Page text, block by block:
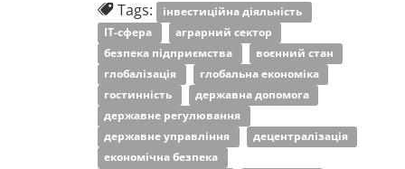
Tags: інвестиційна діяльність
ІТ-сфера
аграрний сектор
безпека підприємства
воєнний стан
глобалізація
глобальна економіка
гостинність
державна допомога
державне регулювання
державне управління
децентралізація
економічна безпека